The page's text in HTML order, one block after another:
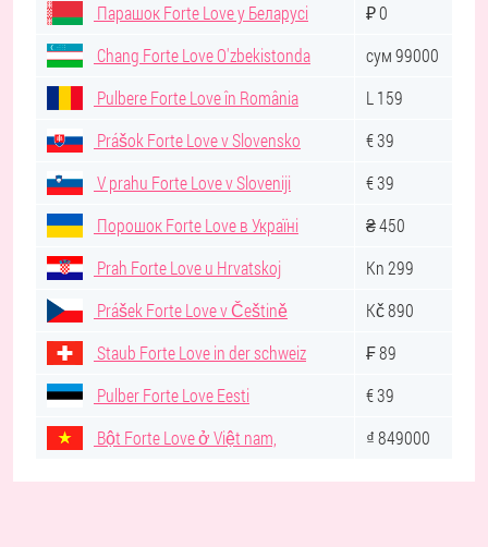
Парашок Forte Love у Беларусі
₽ 0
Chang Forte Love O'zbekistonda
сум 99000
Pulbere Forte Love în România
L 159
Prášok Forte Love v Slovensko
€ 39
V prahu Forte Love v Sloveniji
€ 39
Порошок Forte Love в Україні
₴ 450
Prah Forte Love u Hrvatskoj
Kn 299
Prášek Forte Love v Češtině
Kč 890
Staub Forte Love in der schweiz
₣ 89
Pulber Forte Love Eesti
€ 39
Bột Forte Love ở Việt nam,
₫ 849000